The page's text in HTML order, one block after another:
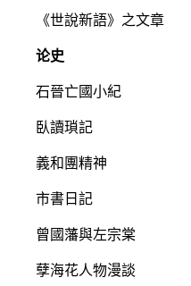
《世說新語》之文章
论史
石晉亡國小紀
臥讀瑣記
義和團精神
市書日記
曾國藩與左宗棠
孽海花人物漫談